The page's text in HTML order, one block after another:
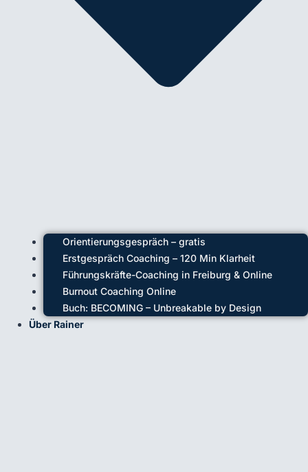
Orientierungsgespräch – gratis
Erstgespräch Coaching – 120 Min Klarheit
Führungskräfte-Coaching in Freiburg & Online
Burnout Coaching Online
Buch: BECOMING – Unbreakable by Design
Über Rainer